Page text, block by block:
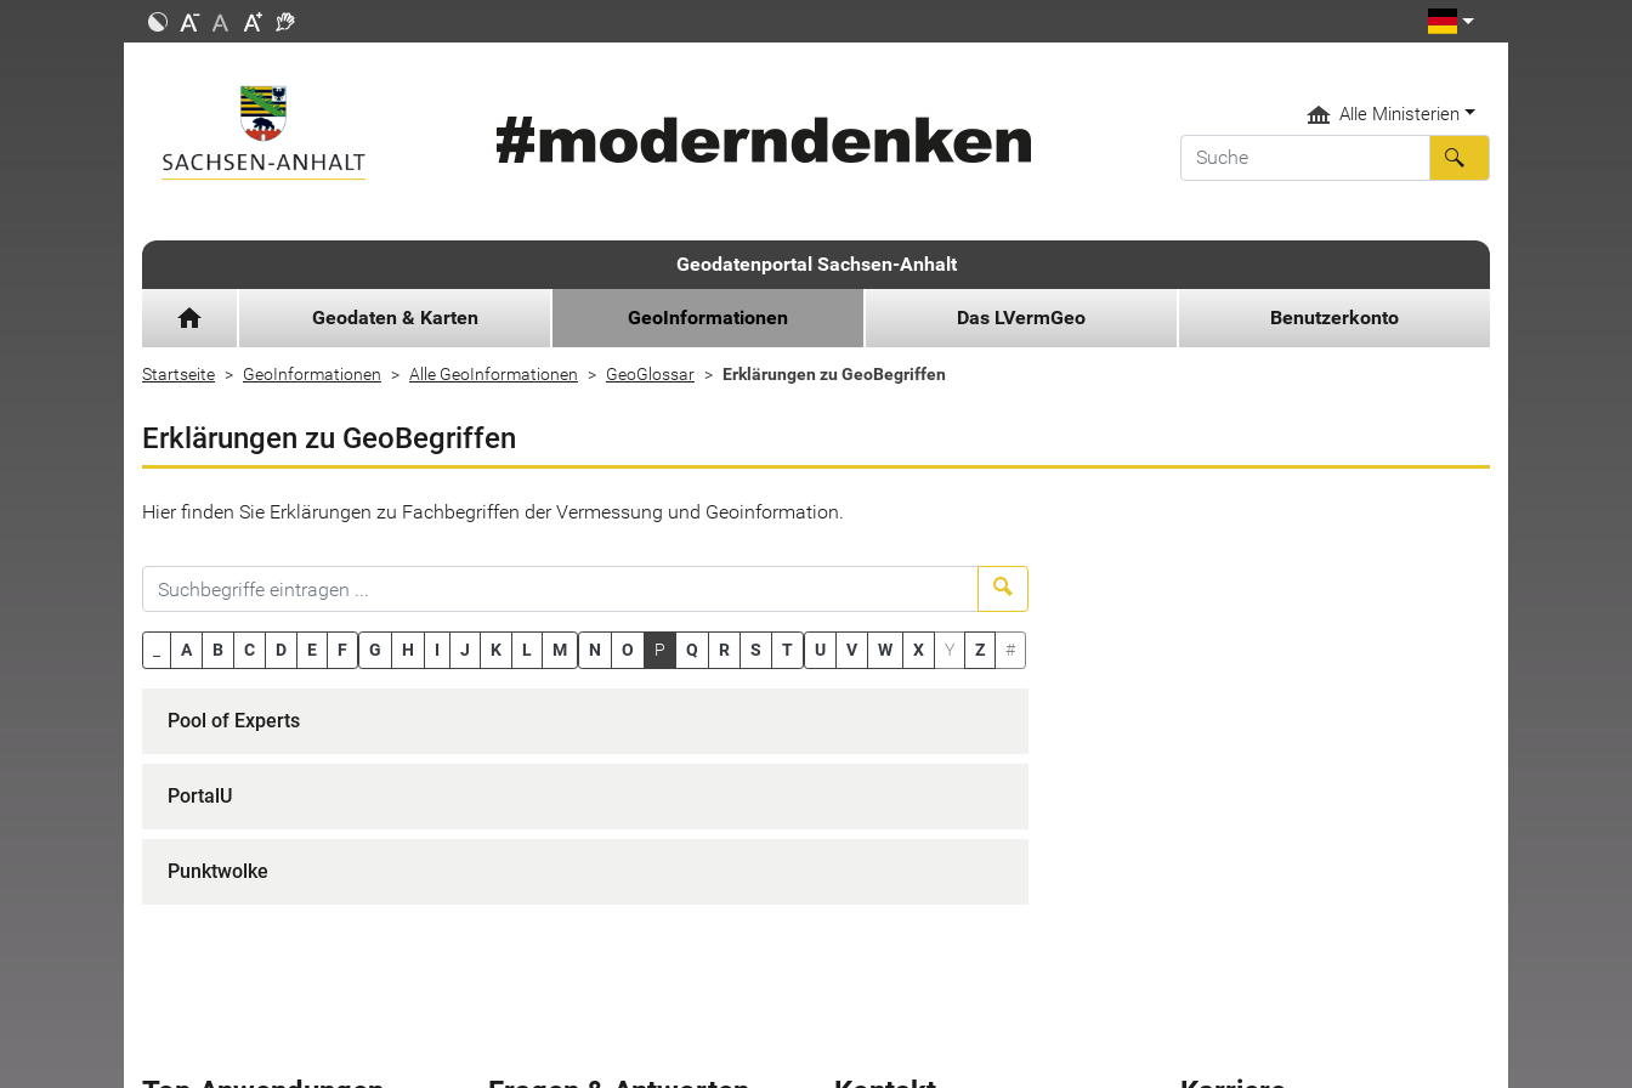
Alle Ministerien
Geodatenportal Sachsen-Anhalt
home Geodaten & Karten GeoInformationen Das LVermGeo Benutzerkonto
Startseite GeoInformationen Alle GeoInformationen GeoGlossar Erklärungen zu GeoBegriffen
Erklärungen zu GeoBegriffen
Hier finden Sie Erklärungen zu Fachbegriffen der Vermessung und Geoinformation.
A B C D E F G H I J K L M N O P Q R S T U V W X Y Z #
Pool of Experts
PortalU
Punktwolke